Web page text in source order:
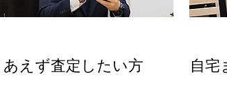
あえず査定したい方 自宅